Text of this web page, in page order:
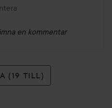
en kommentar
(19 TILL)